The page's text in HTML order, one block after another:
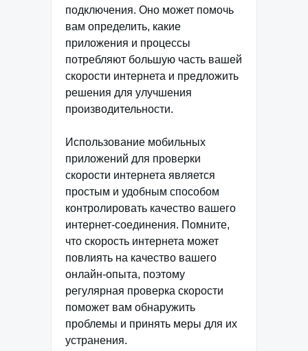
подключения. Оно может помочь
вам определить, какие
приложения и процессы
потребляют большую часть вашей
скорости интернета и предложить
решения для улучшения
производительности.
Использование мобильных
приложений для проверки
скорости интернета является
простым и удобным способом
контролировать качество вашего
интернет-соединения. Помните,
что скорость интернета может
повлиять на качество вашего
онлайн-опыта, поэтому
регулярная проверка скорости
поможет вам обнаружить
проблемы и принять меры для их
устранения.